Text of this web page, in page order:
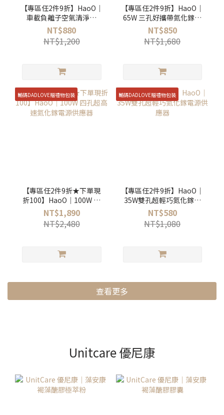
【專區任2件9折】HaoO｜
車載負離子空氣清淨機
54W PD/QC快充
NT$880
NT$1,200
【專區任2件9折】HaoO｜
65W 三孔好攜帶氮化鎵電
源供應器
NT$850
NT$1,680
輸碼DADLOVE贈禮物包裝
【專區任2件9折★下單現
折100】HaoO｜100W 四
孔超高速氮化鎵電源供應
器
NT$1,890
NT$2,480
輸碼DADLOVE贈禮物包裝
【專區任2件9折】HaoO｜
35W雙孔超輕巧氮化鎵電
源供應器
NT$580
NT$1,080
查看更多
Unitcare 優尼康